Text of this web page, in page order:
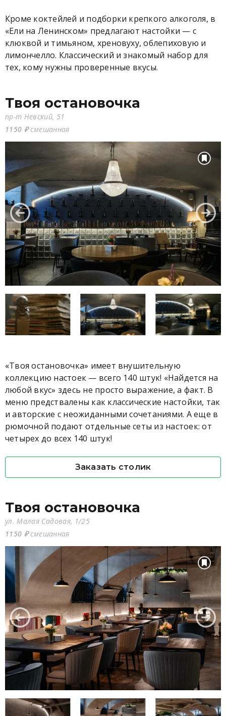
Кроме коктейлей и подборки крепкого алкоголя, в
«Ели на Ленинском» предлагают настойки — с
клюквой и тимьяном, хреновуху, облепиховую и
лимончелло. Классический и знакомый набор для
тех, кому нужны проверенные вкусы.
Твоя остановочка
пр-т Невский, 51
1150 ₽смешанная
«Твоя остановочка» имеет внушительную
коллекцию настоек — всего 140 штук! «Найдется на
любой вкус» здесь не просто выражение, а факт. В
меню предствалены как классические настойки, так
и авторские с неожиданными сочетаниями. А еще в
рюмочной подают отдельные сеты из настоек: от
четырех до всех 140 штук!
Заказать столик
Твоя остановочка
ул. Малая Садовая, 1/25
1150 ₽смешанная